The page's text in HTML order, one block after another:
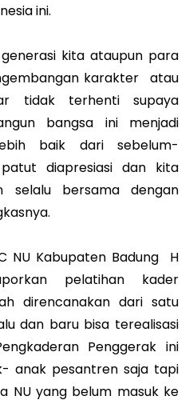
ini.
kita ataupun para
karakter atau
tidak terhenti supaya
bangsa ini menjadi
baik dari sebelum-
diapresiasi dan kita
selalu bersama dengan
NU Kabupaten Badung H
pelatihan kader
direncanakan dari satu
dan baru bisa terealisasi
Penggerak ini
anak pesantren saja tapi
NU yang belum masuk ke